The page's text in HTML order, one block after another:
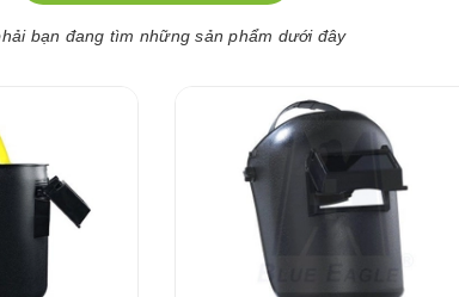
bạn đang tìm những sản phẩm dưới đây